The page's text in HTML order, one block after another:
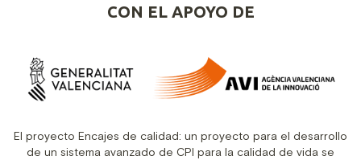
CON EL APOYO DE
El proyecto Encajes de calidad: un proyecto para el desarrollo
de un sistema avanzado de CPI para la calidad de vida se